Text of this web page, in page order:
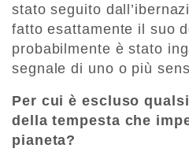
stato seguito
fatto esattamente il suo
probabilmente è stato
segnale di uno o più
Per cui è escluso
della tempesta che
pianeta?